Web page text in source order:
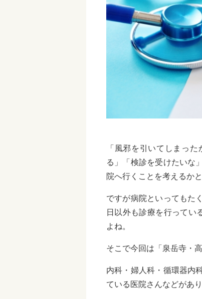
「風邪を引いてしまっ
る」「検診を受けたいな
院へ行くことを考えるかと
ですが病院といってもた
日以外も診療を行ってい
よね。
そこで今回は「泉岳寺・
内科・ 婦人科・循環器内
ている医院さんなどがあ